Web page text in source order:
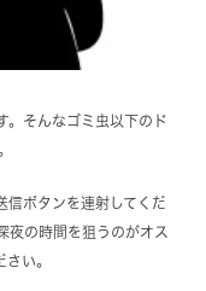
。そんなゴミ虫以下のド
信ボタンを連射してくだ
夜の時間を狙うのがオス
い。